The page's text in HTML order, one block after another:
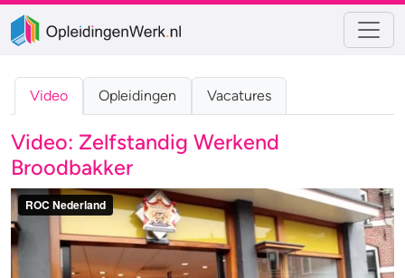
Video Opleidingen Vacatures
Video: Zelfstandig Werkend
Broodbakker